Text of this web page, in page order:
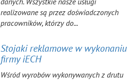
realizowane są przez doświadczonych
pracowników, którzy do...
Stojaki reklamowe w wykonaniu
firmy iECH
Wśród wyrobów wykonywanych z drutu